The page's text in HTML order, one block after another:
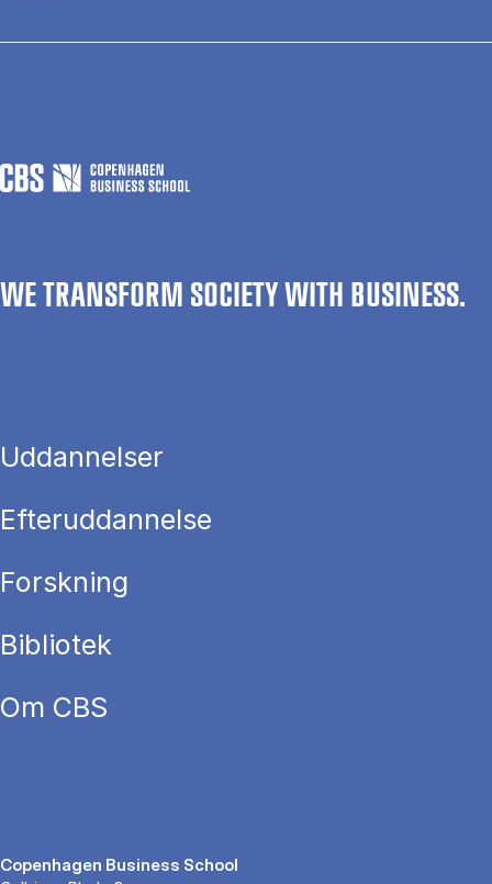
WE TRANSFORM SOCIETY WITH BUSINESS.
Uddannelser
Efteruddannelse
Forskning
Bibliotek
Om CBS
Copenhagen Business School